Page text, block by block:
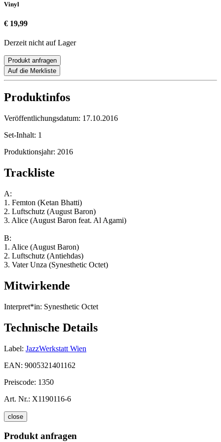
Vinyl
€ 19,99
Derzeit nicht auf Lager
Produkt anfragen
Auf die Merkliste
Produktinfos
Veröffentlichungsdatum: 17.10.2016
Set-Inhalt: 1
Produktionsjahr: 2016
Trackliste
A:
1. Femton (Ketan Bhatti)
2. Luftschutz (August Baron)
3. Alice (August Baron feat. Al Agami)
B:
1. Alice (August Baron)
2. Luftschutz (Antiehdas)
3. Vater Unza (Synesthetic Octet)
Mitwirkende
Interpret*in: Synesthetic Octet
Technische Details
Label: JazzWerkstatt Wien
EAN: 9005321401162
Preiscode: 1350
Art. Nr.: X1190116-6
close
Produkt anfragen